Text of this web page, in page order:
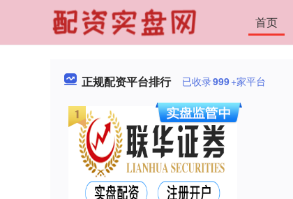
首页
正规配资平台排行 已收录999+家平台